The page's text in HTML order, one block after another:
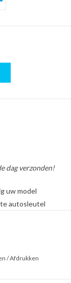
dag verzonden!
uw model
autosleutel
/Afdrukken